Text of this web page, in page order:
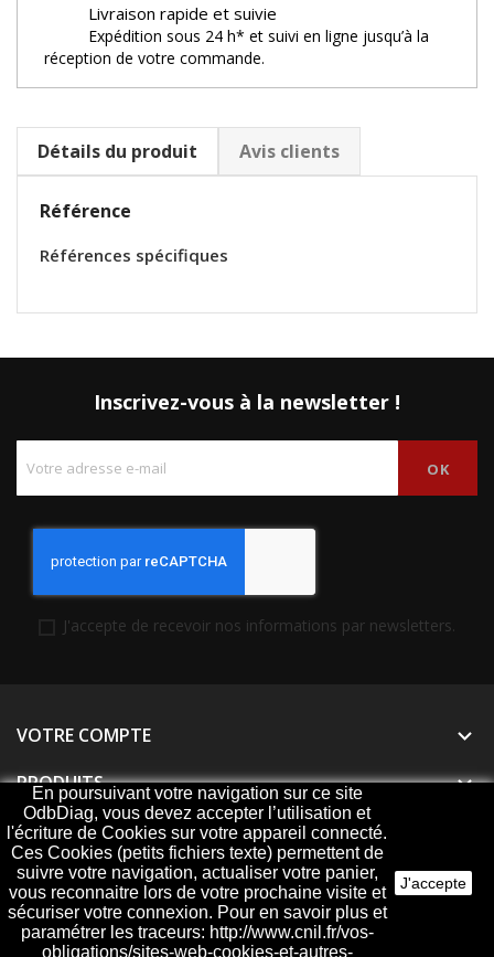
Livraison rapide et suivie
Expédition sous 24 h* et suivi en ligne jusqu’à la
réception de votre commande.
Détails du produit Avis clients
Référence
Références spécifiques
Inscrivez-vous à la newsletter !
J'accepte de recevoir nos informations par newsletters.
VOTRE COMPTE 
PRODUITS 
NOTRE SOCIÉTÉ
En poursuivant votre navigation sur ce site
OdbDiag, vous devez accepter l’utilisation et
l'écriture de Cookies sur votre appareil connecté.
Ces Cookies (petits fichiers texte) permettent de
suivre votre navigation, actualiser votre panier,
vous reconnaitre lors de votre prochaine visite et
sécuriser votre connexion. Pour en savoir plus et
paramétrer les traceurs: http://www.cnil.fr/vos-
obligations/sites-web-cookies-et-autres-
J'accepte
© 2026 - ODBDiag, votre spécialiste diagnostique